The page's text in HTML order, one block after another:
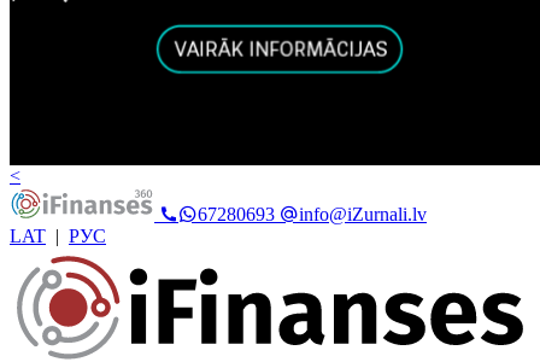
<
67280693
info@iZurnali.lv
LAT | РУС